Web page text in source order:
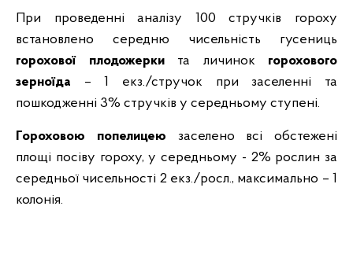
При проведенні аналізу 100 стручків гороху
встановлено середню чисельність гусениць
горохової плодожеркита личинок горохового
зерноїда – 1 екз./стручок при заселенні та
пошкодженні 3% стручків у середньому ступені.
Гороховою попелицею заселено всі обстежені
площі посіву гороху, у середньому - 2% рослин за
середньої чисельності 2 екз./росл., максимально – 1
колонія.